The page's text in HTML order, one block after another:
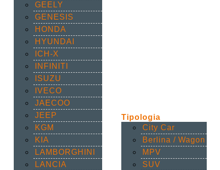
GEELY
GENESIS
HONDA
HYUNDAI
ICH-X
INFINITI
ISUZU
IVECO
JAECOO
JEEP
KGM
KIA
LAMBORGHINI
LANCIA
Tipologia
City Car
Berlina / Wagon
MPV
SUV